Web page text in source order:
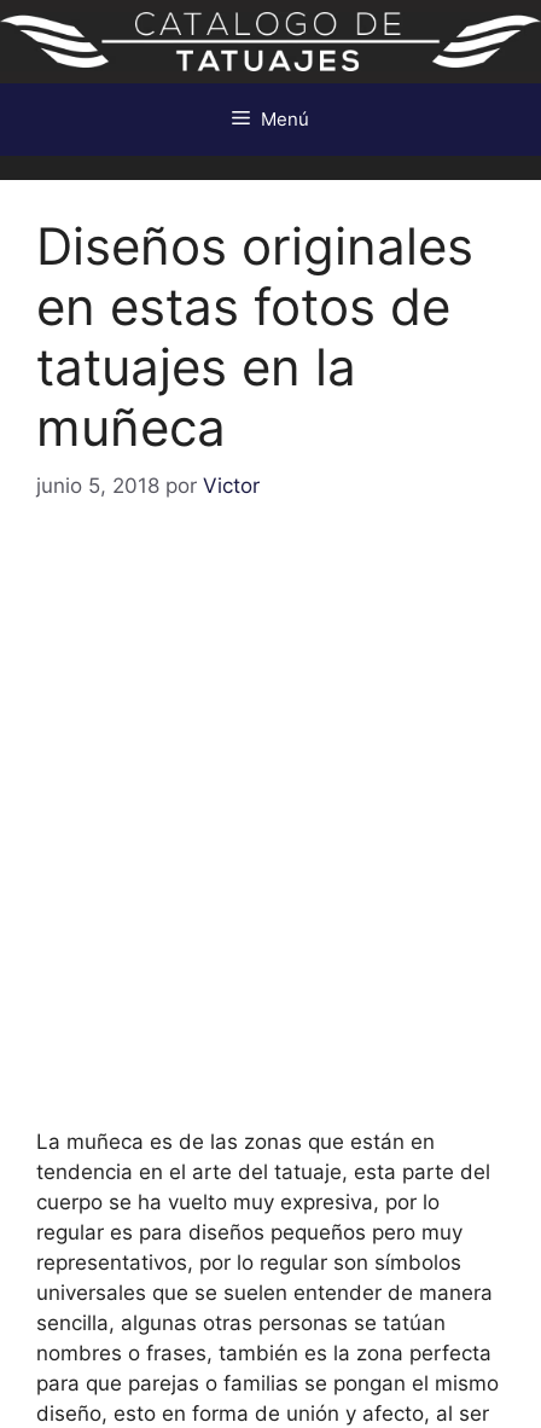
Saltar
contenido
Menú
Diseños originales
en estas fotos de
tatuajes en la
muñeca
junio 5, 2018 por Victor
La muñeca es de las zonas que están en
tendencia en el arte del tatuaje, esta parte del
cuerpo se ha vuelto muy expresiva, por lo
regular es para diseños pequeños pero muy
representativos, por lo regular son símbolos
universales que se suelen entender de manera
sencilla, algunas otras personas se tatúan
nombres o frases, también es la zona perfecta
para que parejas o familias se pongan el mismo
diseño, esto en forma de unión y afecto, al ser